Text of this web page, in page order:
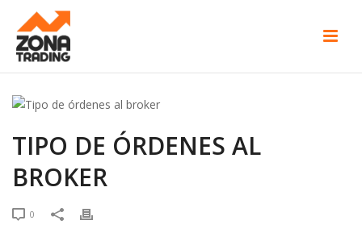
TIPO DE ÓRDENES AL
BROKER
0